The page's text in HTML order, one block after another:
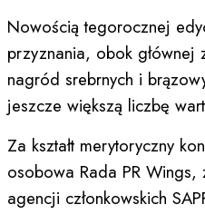
Nowością tegorocznej
przyznania, obok głównej
nagród srebrnych i
jeszcze większą liczbę
Za kształt merytoryczny
osobowa Rada PR
agencji członkowskich